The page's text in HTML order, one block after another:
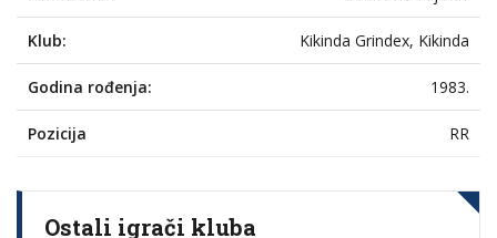
Klub: Kikinda Grindex, Kikinda
Godina rođenja: 1983.
Pozicija RR
Ostali igrači kluba